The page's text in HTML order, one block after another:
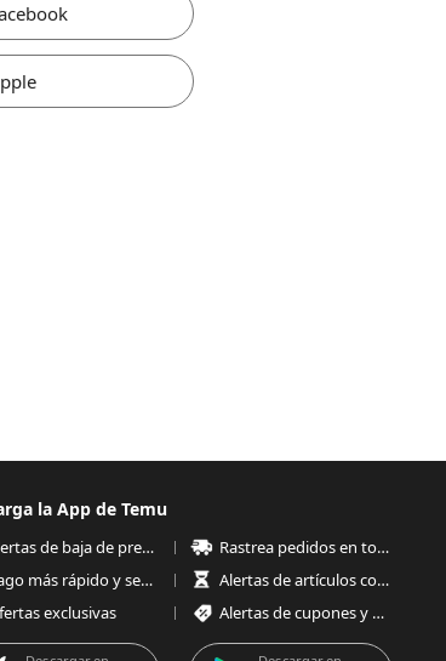
la App de Temu
Alertas de baja de precios
Rastrea pedidos en todo momento
Pago más rápido y seguro
Alertas de artículos con poco stock
exclusivas
Alertas de cupones y ofertas